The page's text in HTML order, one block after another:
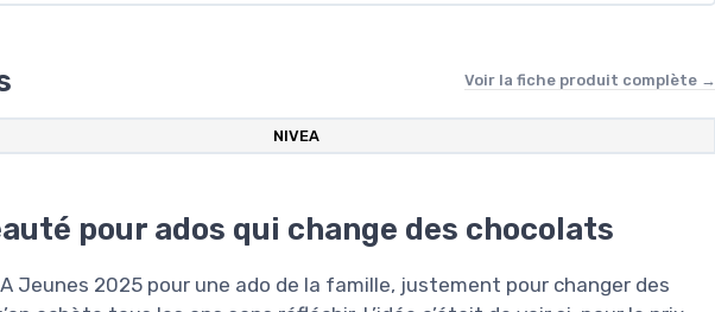
Voir la fiche produit complète →
NIVEA
pour ados qui change des chocolats
Jeunes 2025 pour une ado de la famille, justement pour changer des